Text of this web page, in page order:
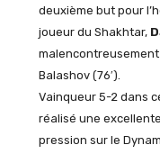
deuxième but pour
joueur du Shakhtar,
Balashov (76′).
Vainqueur 5-2 dans
réalisé une
pression sur le